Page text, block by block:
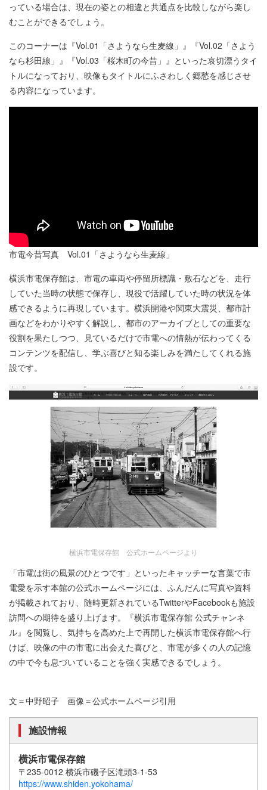
っている場合は、現在の姿との相違と共通点を比較しながら楽し
むことができるでしょう。
このコーナーは『Vol.01「さようなら生麦線」』『Vol.02「さよう
なら杉田線」』『Vol.03「桜木町の今昔」』といった哀切漂うタイ
トルになっており、映像もタイトルにふさわしく郷愁を感じさせ
る内容になっています。
市電今昔写真 Vol.01「さようなら生麦線」
横浜市電保存館は、市電の車両や停留所標識・敷石などを、走行
していた当時の状態で保存し、現役で活躍していた時の状況を体
感できるように再現しています。横浜開港や関東大震災、都市計
画などをわかりやすく解説し、都市のアーカイブとしての重要な
役割を果たしつつ、見ているだけで市電への情熱が伝わってくる
コンテンツを配信し、学ぶ喜びと知る楽しみを満たしてくれる施
設です。
横浜市電保存館 公式ホームページより
「市電は街の風景のひとつです」といったキャッチーな言葉で市
電愛を示す本館の公式ホームページには、ふんだんに写真や資料
が掲載されており、随時更新されているTwitterやFacebookも施設
訪問への期待を盛り上げます。『横浜市電保存館 公式チャンネ
ル』を閲覧し、気持ちを高めた上で再開した横浜市電保存館へ行
けば、映像の中の市電に出会えた喜びと、市電が多くの人の記憶
の中で今も息づいていることを強く実感できるでしょう。
文＝中野昭子 画像＝公式ホームページ引用
施設情報
横浜市電保存館
〒235-0012 横浜市磯子区滝頭3-1-53
https://www.shiden.yokohama/